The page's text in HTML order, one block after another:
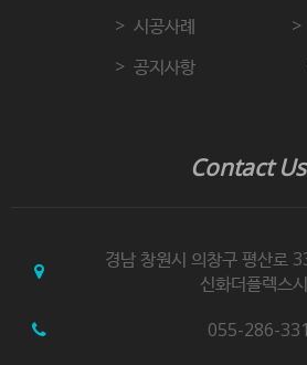
시공사례
공지사항
Contact Us
경남 창원시 의창구 평산로
신화더플렉스
055-286-